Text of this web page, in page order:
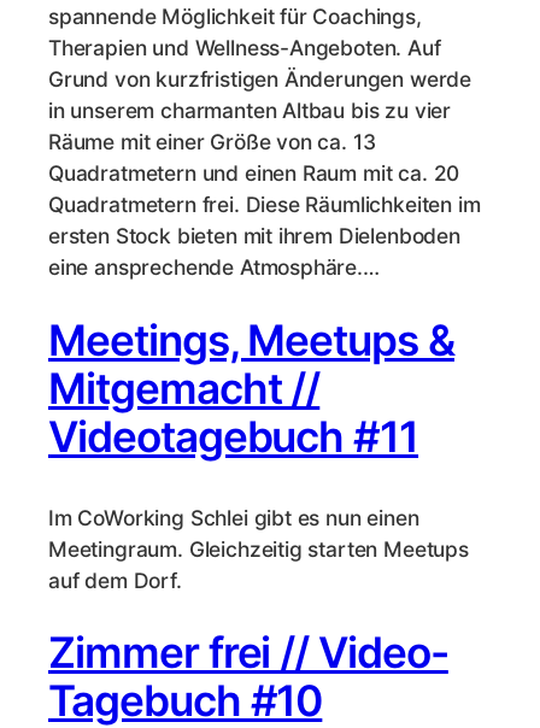
spannende Möglichkeit für Coachings,
Therapien und Wellness-Angeboten. Auf
Grund von kurzfristigen Änderungen werde
in unserem charmanten Altbau bis zu vier
Räume mit einer Größe von ca. 13
Quadratmetern und einen Raum mit ca. 20
Quadratmetern frei. Diese Räumlichkeiten im
ersten Stock bieten mit ihrem Dielenboden
eine ansprechende Atmosphäre.…
Meetings, Meetups &
Mitgemacht //
Videotagebuch #11
Im CoWorking Schlei gibt es nun einen
Meetingraum. Gleichzeitig starten Meetups
auf dem Dorf.
Zimmer frei // Video-
Tagebuch #10